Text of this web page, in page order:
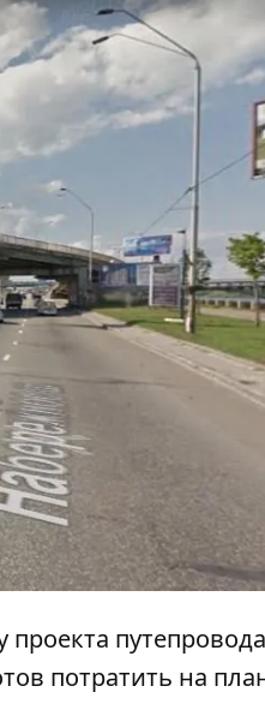
проекта путепровода
потратить на